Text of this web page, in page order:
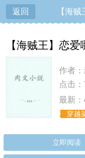
返回 【海
【海贼王】恋爱
作者：
点击：
最新：
穿越
立即阅读